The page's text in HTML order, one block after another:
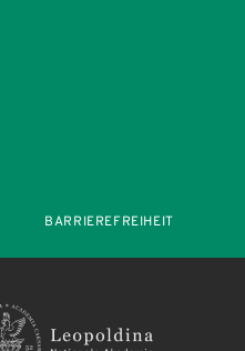
BARRIEREFREIHEIT